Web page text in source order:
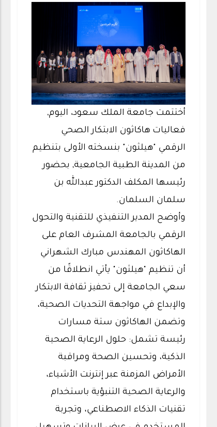
أختتمت جامعة الملك سعود، اليوم,
فعاليات هاكاثون الابتكار الصحي
الرقمي "هيلثون" بنسخته الأولى بتنظيم
من المدينة الطبية الجامعية, بحضور
رئيسها المكلف الدكتور عبدالله بن
سلمان السلمان.
وأوضح المدير التنفيذي للتقنية والتحول
الرقمي بالجامعة المشرف العام على
الهاكاثون المهندس مبارك الشهراني
أن تنظيم "هيلثون" يأتي انطلاقًا من
سعي الجامعة إلى تحفيز ثقافة الابتكار
والإبداع في مواجهة التحديات الصحية،
وتضمن الهاكاثون ستة مسارات
رئيسة تشمل: حلول الرعاية الصحية
الذكية، وتحسين الصحة ومراقبة
الأمراض المزمنة عبر إنترنت الأشياء،
والرعاية الصحية التنبؤية باستخدام
تقنيات الذكاء الاصطناعي، وتجربة